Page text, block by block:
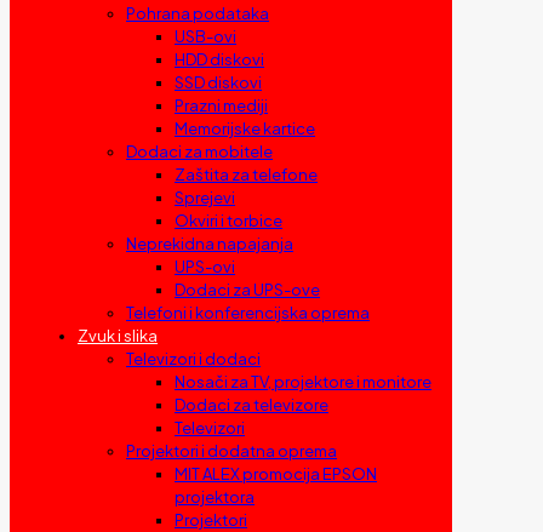
Pohrana podataka
USB-ovi
HDD diskovi
SSD diskovi
Prazni mediji
Memorijske kartice
Dodaci za mobitele
Zaštita za telefone
Sprejevi
Okviri i torbice
Neprekidna napajanja
UPS-ovi
Dodaci za UPS-ove
Telefoni i konferencijska oprema
Zvuk i slika
Televizori i dodaci
Nosači za TV, projektore i monitore
Dodaci za televizore
Televizori
Projektori i dodatna oprema
MIT ALEX promocija EPSON
projektora
Projektori